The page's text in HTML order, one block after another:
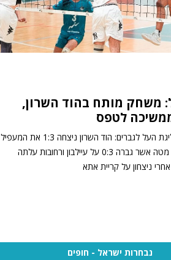
משחק מותח בהוד השרון,
לטפס
מחזור רביעי בליגת העל לגברים: הוד השרון ניצחה 1:3 את המעפיל
במשחק צמוד, מטה אשר גברה 0:3 על עיילבון ורחובות עלתה
ניצחון על קריית אתא
נבחרות ישראל - חופים